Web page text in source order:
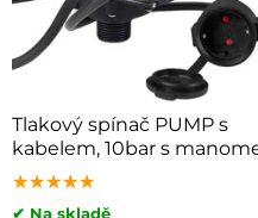
Tlakový spínač PUMP s
kabelem, 10bar s
zelená
★★★★★
★★★★★
★★★★★
✔ Na skladě